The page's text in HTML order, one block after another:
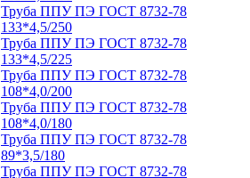
Труба ППУ ПЭ ГОСТ 8732-78
133*4,5/250
Труба ППУ ПЭ ГОСТ 8732-78
133*4,5/225
Труба ППУ ПЭ ГОСТ 8732-78
108*4,0/200
Труба ППУ ПЭ ГОСТ 8732-78
108*4,0/180
Труба ППУ ПЭ ГОСТ 8732-78
89*3,5/180
Труба ППУ ПЭ ГОСТ 8732-78